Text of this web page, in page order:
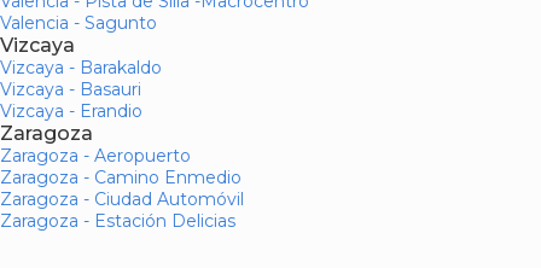
Valencia - Sagunto
Vizcaya
Vizcaya - Barakaldo
Vizcaya - Basauri
Vizcaya - Erandio
Zaragoza
Zaragoza - Aeropuerto
Zaragoza - Camino Enmedio
Zaragoza - Ciudad Automóvil
Zaragoza - Estación Delicias